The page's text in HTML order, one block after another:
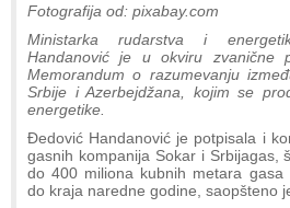
Fotografija od: pixabay.com
Ministarka rudarstva i
Handanović je u okviru zvanične
Memorandum o razumevanju
Srbije i Azerbejdžana, kojim se
energetike.
Đedović Handanović je potpisala i
gasnih kompanija Sokar i Srbijagas,
do 400 miliona kubnih metara gasa
do kraja naredne godine, saopšteno